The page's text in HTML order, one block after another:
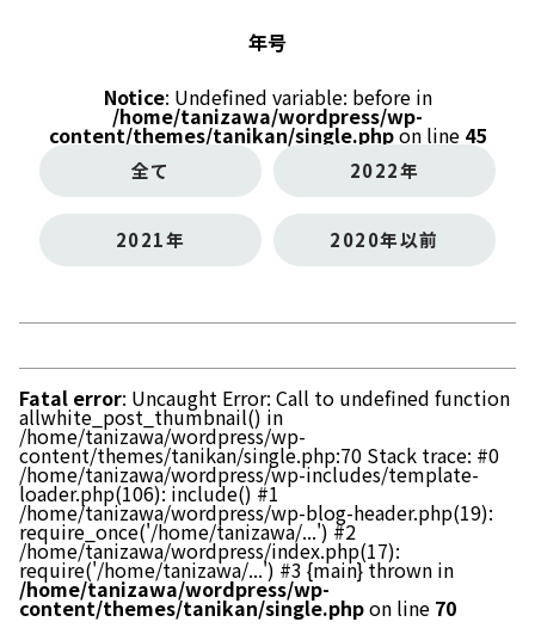
年号
Notice: Undefined variable: before in
/home/tanizawa/wordpress/wp-
content/themes/tanikan/single.phpon line 45
全て 2022年
2021年 2020年以前
Fatal error: Uncaught Error: Call to undefined function
allwhite_post_thumbnail() in
/home/tanizawa/wordpress/wp-
content/themes/tanikan/single.php:70 Stack trace: #0
/home/tanizawa/wordpress/wp-includes/template-
loader.php(106): include() #1
/home/tanizawa/wordpress/wp-blog-header.php(19):
require_once('/home/tanizawa/...') #2
/home/tanizawa/wordpress/index.php(17):
require('/home/tanizawa/...') #3 {main} thrown in
/home/tanizawa/wordpress/wp-
content/themes/tanikan/single.phpon line 70